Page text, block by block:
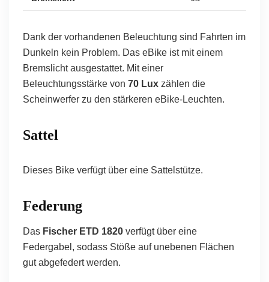
Dank der vorhandenen Beleuchtung sind Fahrten im
Dunkeln kein Problem. Das eBike ist mit einem
Bremslicht ausgestattet. Mit einer
Beleuchtungsstärke von 70 Luxzählen die
Scheinwerfer zu den stärkeren eBike-Leuchten.
Sattel
Dieses Bike verfügt über eine Sattelstütze.
Federung
Das Fischer ETD 1820verfügt über eine
Federgabel, sodass Stöße auf unebenen Flächen
gut abgefedert werden.